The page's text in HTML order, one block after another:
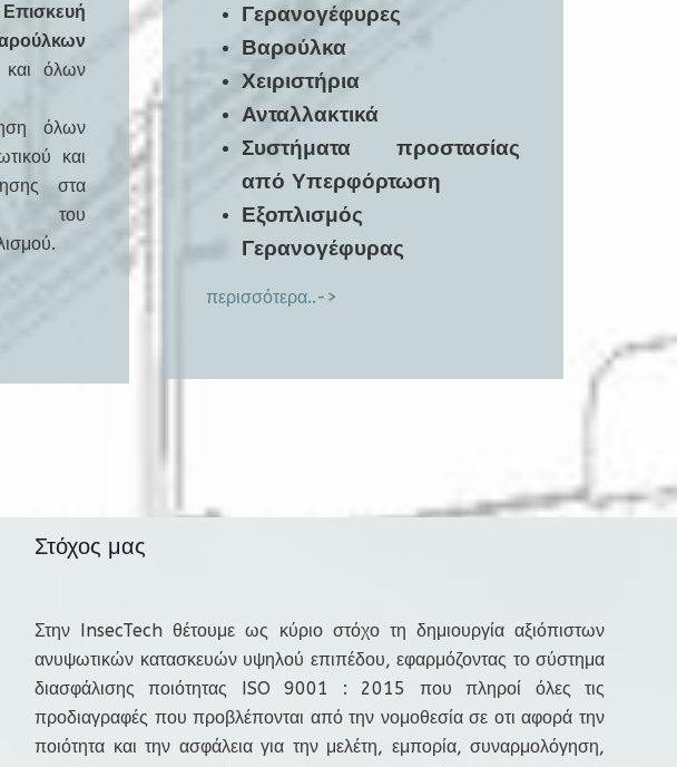
όλων
όλων
και
στα
του
Γερανογέφυρες
Βαρούλκα
Χειριστήρια
Ανταλλακτικά
Συστήματα προστασίας
από Υπερφόρτωση
Εξοπλισμός
Γερανογέφυρας
περισσότερα..->
Στόχος μας
Στην InsecTech θέτουμε ως κύριο στόχο τη δημιουργία αξιόπιστων
ανυψωτικών κατασκευών υψηλού επιπέδου, εφαρμόζοντας το σύστημα
διασφάλισης ποιότητας ISO 9001 : 2015 που πληροί όλες τις
προδιαγραφές που προβλέπονται από την νομοθεσία σε οτι αφορά την
ποιότητα και την ασφάλεια για την μελέτη, εμπορία, συναρμολόγηση,